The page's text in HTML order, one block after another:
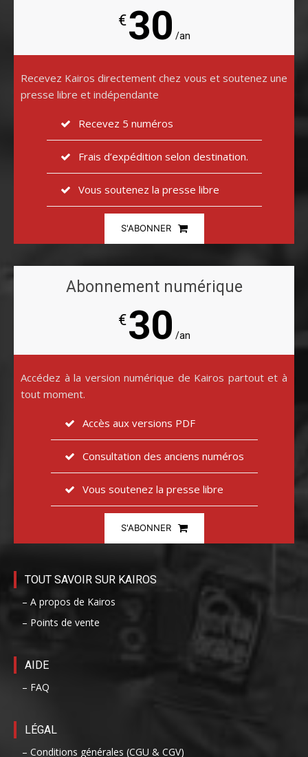
€30 /an
Recevez Kairos directement chez vous et soutenez une
presse libre et indépendante
Recevez 5 numéros
Frais d’expédition selon destination.
Vous soutenez la presse libre
S'ABONNER
Abonnement numérique
€30 /an
Accédez à la version numérique de Kairos partout et à
tout moment.
Accès aux versions PDF
Consultation des anciens numéros
Vous soutenez la presse libre
S'ABONNER
TOUT SAVOIR SUR KAIROS
– A propos de Kairos
– Points de vente
AIDE
– FAQ
LÉGAL
– Conditions générales (CGU & CGV)